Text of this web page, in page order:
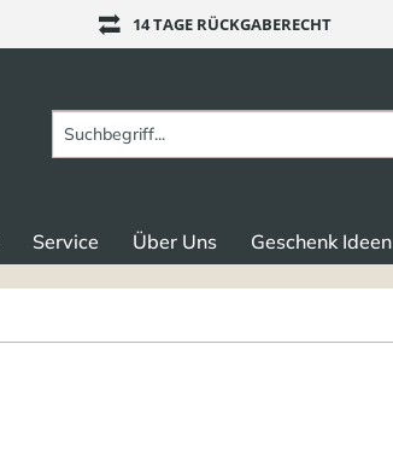
14 TAGE RÜCKGABERECHT
Service Über Uns Geschenk Ideen